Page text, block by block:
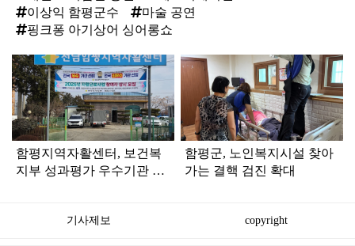
이상익 함평군수
마술 공연
핑크퐁 아기상어 싱어롱쇼
탑
라
인
함평지역자활센터, 보건복
지부 성과평가 우수기관 선
함평군, 노인복지시설 찾아
가는 결핵 검진 확대
기사제보 copyright